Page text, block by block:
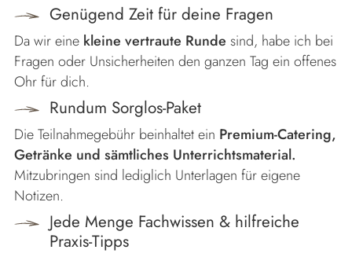
Genügend Zeit für deine Fragen
Da wir eine kleine vertraute Runde sind, habe ich bei
Fragen oder Unsicherheiten den ganzen Tag ein offenes
Ohr für dich.
Rundum Sorglos-Paket
Die Teilnahmegebühr beinhaltet ein Premium-Catering,
Getränke und sämtliches Unterrichtsmaterial.
Mitzubringen sind lediglich Unterlagen für eigene
Notizen.
Jede Menge Fachwissen & hilfreiche
Praxis-Tipps